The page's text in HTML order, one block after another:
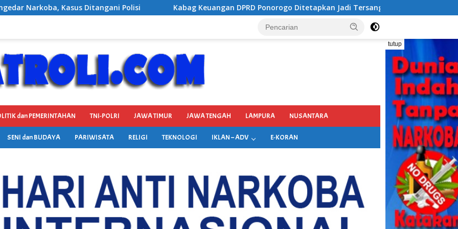
Kabag Keuangan DPRD Ponorogo Ditetapkan Jadi Tersangka Kejaksaan, Diduga Terima Fee 30%
tutup
dan PEMERINTAHAN TNI-POLRI JAWA TIMUR JAWA TENGAH LAMPURA NUSANTARA
SENI dan BUDAYA PARIWISATA RELIGI TEKNOLOGI IKLAN – ADV E-KORAN